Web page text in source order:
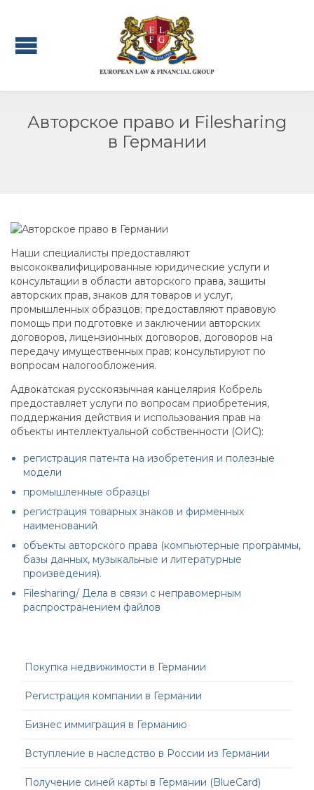
Авторское право и Filesharing
в Германии
Наши специалисты предоставляют
высококвалифицированные юридические услуги и
консультации в области авторского права, защиты
авторских прав, знаков для товаров и услуг,
промышленных образцов; предоставляют правовую
помощь при подготовке и заключении авторских
договоров, лицензионных договоров, договоров на
передачу имущественных прав; консультируют по
вопросам налогообложения.
Адвокатская русскоязычная канцелярия Кобрель
предоставляет услуги по вопросам приобретения,
поддержания действия и использования прав на
объекты интеллектуальной собственности (ОИС):
регистрация патента на изобретения и полезные
модели
промышленные образцы
регистрация товарных знаков и фирменных
наименований
объекты авторского права (компьютерные программы,
базы данных, музыкальные и литературные
произведения).
Filesharing/ Дела в связи с неправомерным
распространением файлов
Покупка недвижимости в Германии
Регистрация компании в Германии
Бизнес иммиграция в Германию
Вступление в наследство в России из Германии
Получение синей карты в Германии (BlueCard)